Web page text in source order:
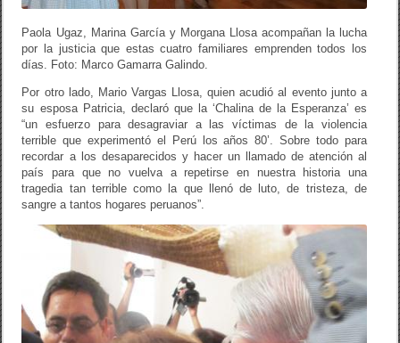
Paola Ugaz, Marina García y Morgana Llosa acompañan la lucha
por la justicia que estas cuatro familiares emprenden todos los
días. Foto: Marco Gamarra Galindo.
Por otro lado, Mario Vargas Llosa, quien acudió al evento junto a
su esposa Patricia, declaró que la ‘Chalina de la Esperanza’ es
“un esfuerzo para desagraviar a las víctimas de la violencia
terrible que experimentó el Perú los años 80’. Sobre todo para
recordar a los desaparecidos y hacer un llamado de atención al
país para que no vuelva a repetirse en nuestra historia una
tragedia tan terrible como la que llenó de luto, de tristeza, de
sangre a tantos hogares peruanos”.